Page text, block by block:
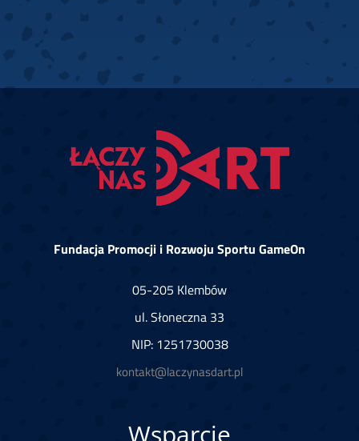
Fundacja Promocji i Rozwoju Sportu GameOn
05-205 Klembów
ul. Słoneczna 33
NIP: 1251730038
kontakt@laczynasdart.pl